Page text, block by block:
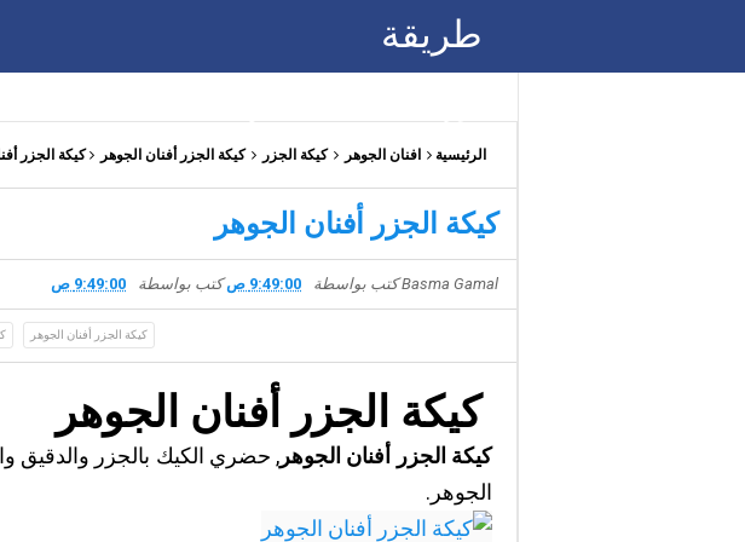
طريقة
الرئيسية افنان الجوهر كيكة الجزر كيكة الجزر أفنان الجوهر كيكة الجزر
كيكة الجزر أفنان الجوهر
Basma Gamal كتب بواسطة 9:49:00 ص كتب بواسطة 9:49:00 ص
كيكة الجزر أفنان الجوهر
كيكة الجزر أفنان الجوهر
كيكة الجزر أفنان الجوهر , حضري الكيك بالجزر والدقيق
الجوهر.